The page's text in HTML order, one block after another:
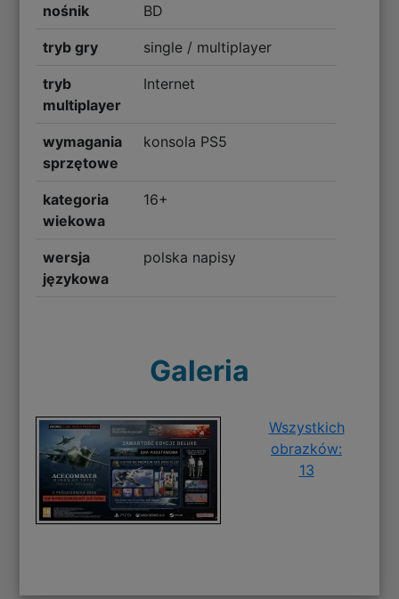
nośnik BD
tryb gry single / multiplayer
tryb
multiplayer
Internet
wymagania
sprzętowe
konsola PS5
kategoria
wiekowa
16+
wersja
językowa
polska napisy
Galeria
Wszystkich
obrazków:
13